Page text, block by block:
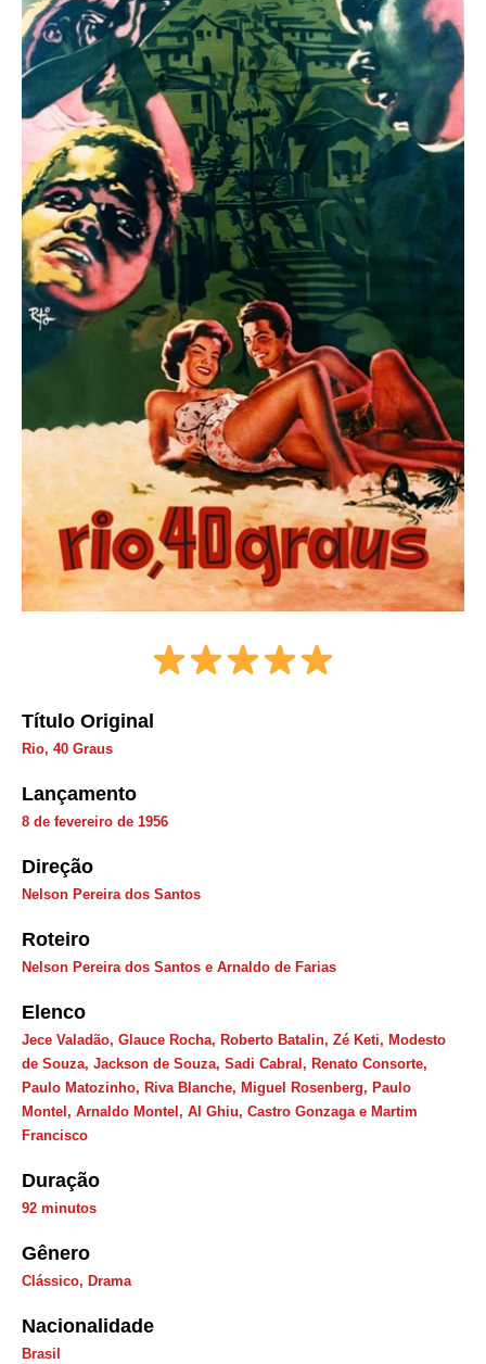
Título Original
Rio, 40 Graus
Lançamento
8 de fevereiro de 1956
Direção
Nelson Pereira dos Santos
Roteiro
Nelson Pereira dos Santos e Arnaldo de Farias
Elenco
Jece Valadão, Glauce Rocha, Roberto Batalin, Zé Keti, Modesto
de Souza, Jackson de Souza, Sadi Cabral, Renato Consorte,
Paulo Matozinho, Riva Blanche, Miguel Rosenberg, Paulo
Montel, Arnaldo Montel, Al Ghiu, Castro Gonzaga e Martim
Francisco
Duração
92 minutos
Gênero
Clássico, Drama
Nacionalidade
Brasil